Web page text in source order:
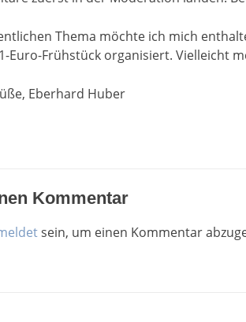
Thema möchte ich mich
Euro-Frühstück organisiert. Vielleicht
Eberhard Huber
Kommentar
sein, um einen Kommentar